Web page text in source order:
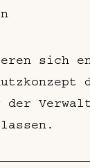
sich
der